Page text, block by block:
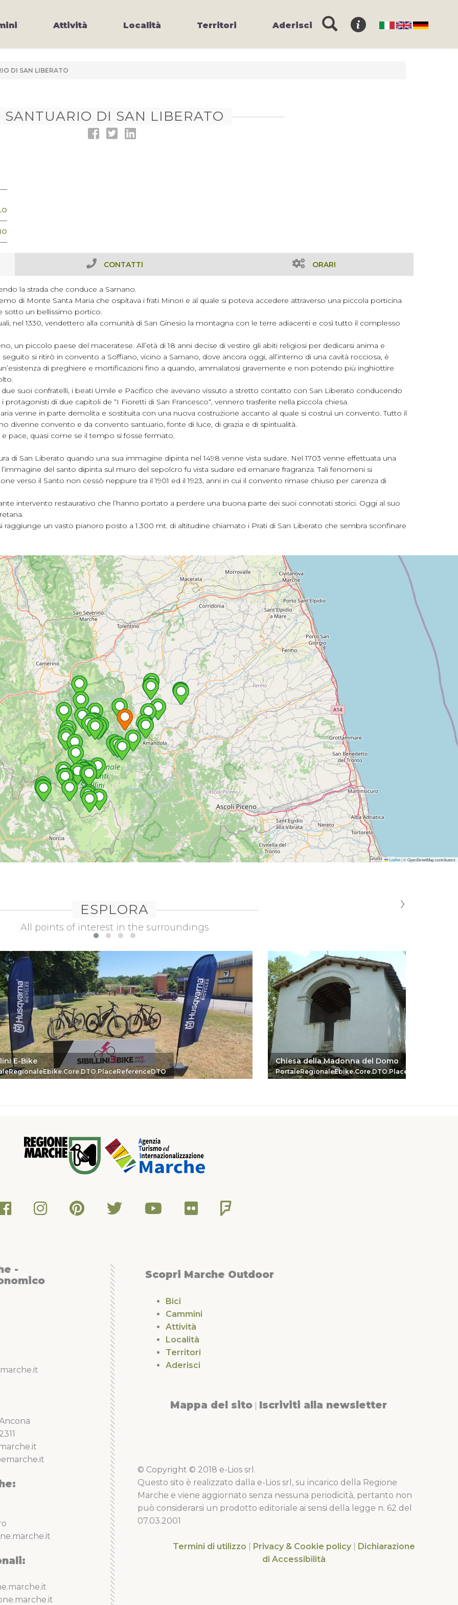
Attività Località Territori Aderisci
DI SAN LIBERATO
SANTUARIO DI SAN LIBERATO
CONTATTI ORARI
la strada che conduce a Sarnano.
di Monte Santa Maria che ospitava i frati Minori e al quale si poteva accedere attraverso una piccola porticina
sotto un bellissimo portico.
nel 1330, vendettero alla comunità di San Ginesio la montagna con le terre adiacenti e così tutto il complesso
un piccolo paese del maceratese. All’età di 18 anni decise di vestire gli abiti religiosi per dedicarsi anima e
si ritirò in convento a Soffiano, vicino a Sarnano, dove ancora oggi, all’interno di una cavità rocciosa, è
di preghiere e mortificazioni fino a quando, ammalatosi gravemente e non potendo più inghiottire
suoi confratelli, i beati Umile e Pacifico che avevano vissuto a stretto contatto con San Liberato conducendo
di due capitoli de “I Fioretti di San Francesco“, vennero trasferite nella piccola chiesa.
venne in parte demolita e sostituita con una nuova costruzione accanto al quale si costruì un convento. Tutto il
divenne convento e da convento santuario, fonte di luce, di grazia e di spiritualità.
e pace, quasi come se il tempo si fosse fermato.
di San Liberato quando una sua immagine dipinta nel 1498 venne vista sudare. Nel 1703 venne effettuata una
del santo dipinta sul muro del sepolcro fu vista sudare ed emanare fragranza. Tali fenomeni si
verso il Santo non cessò neppure tra il 1901 ed il 1923, anni in cui il convento rimase chiuso per carenza di
intervento restaurativo che l’hanno portato a perdere una buona parte dei suoi connotati storici. Oggi al suo
un vasto pianoro posto a 1.300 mt. di altitudine chiamato i Prati di San Liberato che sembra sconfinare
Leaflet|© OpenStreetMap contributors
ESPLORA
All points of interest in the surroundings
E-Bike Chiesa della Madonna del Domo
PortaleRegionaleEbike.Core.DTO.PlaceReferenceDTO
›
-
Scopri Marche Outdoor
Bici
Cammini
Attività
Località
Territori
Aderisci
Mappa del sito Iscriviti alla newsletter
© Copyright © 2018 e-Lios srl.
Questo sito è realizzato dalla e-Lios srl, su incarico della Regione
Marche e viene aggiornato senza nessuna periodicità, pertanto non
può considerarsi un prodotto editoriale ai sensi della legge n. 62 del
07.03.2001
Termini di utilizzo Privacy & Cookie policy
Dichiarazione
di Accessibilità